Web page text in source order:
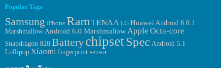
จะเป็น chipset อย่าง Mediatek Helio P10 ขนาดของ Ram ภายในตัว
เครื่องจะมีขนาดอยู่ที่ 3GB ระบบปฏิบัติการที่มาพร้อมกับตัวเครื่องจะ
เป็นระบบปฏฺิบัติการอย่าง Android 6.0.1 Marshmallow สำหรับขนาด
พื้นที่ภายในตัวเครื่องจะมีขนาดอยู่ที่ 16GB ตัวเครื่องมาพร้อมกับ […]
Popular Tags
Samsung iPhone RamTENAA LG HuaweiAndroid 6.0.1
MarshmallowAndroid 6.0 MarshmallowApple Octa-core
Snapdragon 820 BatterychipsetSpec Android 5.1
Lollipop Xiaomifingerprint sensor